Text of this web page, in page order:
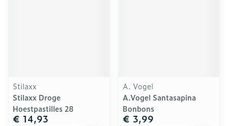
Stilaxx
Stilaxx Droge
Hoestpastilles 28
€ 14,93
A. Vogel
A.Vogel Santasapina
Bonbons
€ 3,99